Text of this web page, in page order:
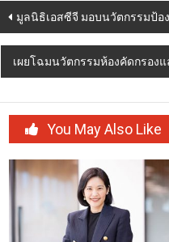
Post
navigation
มูลนิธิเอสซีจี มอบนวัตกรรมป้อ
เผยโฉมนวัตกรรมห้องคัดกรอง
You May Also Like